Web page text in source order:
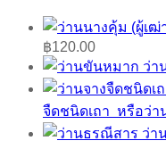
฿120.00
ว่า
จืดชนิดเถา หรือว่า
ว่า